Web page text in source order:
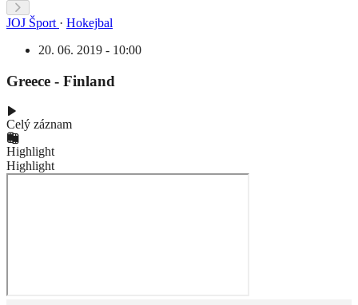
JOJ Šport · Hokejbal
20. 06. 2019 - 10:00
Greece - Finland
Celý záznam
Highlight
Highlight